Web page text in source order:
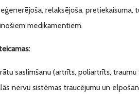
relaksējoša,
medikamentiem.
saslimšanu (artrīts, poliartrīts,
nervu sistēmas traucējumu un